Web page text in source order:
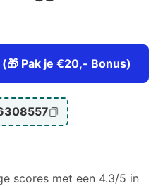
Pak je €20,- Bonus)
scores met een 4.3/5 in